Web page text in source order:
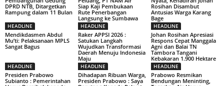
DPRD NTB, Ditargetkan
Rampung dalam 11 Bulan
Siap Kaji Pembukaan
Rute Penerbangan
Langsung ke Sumbawa
Rosihan Disambut
Antusias Warga Karang
Bage
HEADLINE
Mendikdasmen Abdul
Mu’ti: Pelaksanaan MPLS
Sangat Bagus
HEADLINE
Raker APPSI 2026 :
Satukan Langkah
Wujudkan Transformasi
Daerah Menuju Indonesia
Maju
HEADLINE
Johan Rosihan Apresiasi
Respons Cepat Manggala
Agni dan Balai TN
Tambora Tangani
Kebakaran 1.900 Hektare
HEADLINE
Presiden Prabowo
Subianto : Pemerintahan
HEADLINE
Dihadapan Ribuan Warga,
Presiden Prabowo : Saya
HEADLINE
Prabowo Resmikan
Bendungan Meninting,